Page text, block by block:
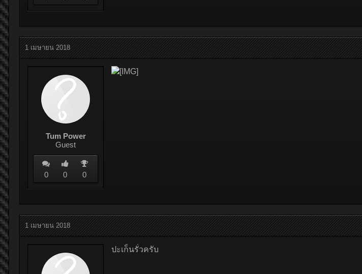
1 เมษายน 2018
Tum Power
Guest
0 0 0
1 เมษายน 2018
ปะเก็นรั่วครับ